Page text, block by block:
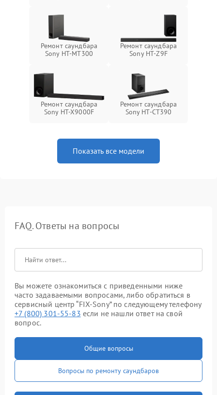
Ремонт саундбара
Sony HT-MT300
Ремонт саундбара
Sony HT-Z9F
Ремонт саундбара
Sony HT-X9000F
Ремонт саундбара
Sony HT-CT390
Показать все модели
FAQ. Ответы на вопросы
Вы можете ознакомиться с приведенными ниже
часто задаваемыми вопросами, либо обратиться в
сервисный центр “FIX-Sony” по следующему телефону
+7 (800) 301-55-83 если не нашли ответ на свой
вопрос.
Общие вопросы
Вопросы по ремонту саундбаров